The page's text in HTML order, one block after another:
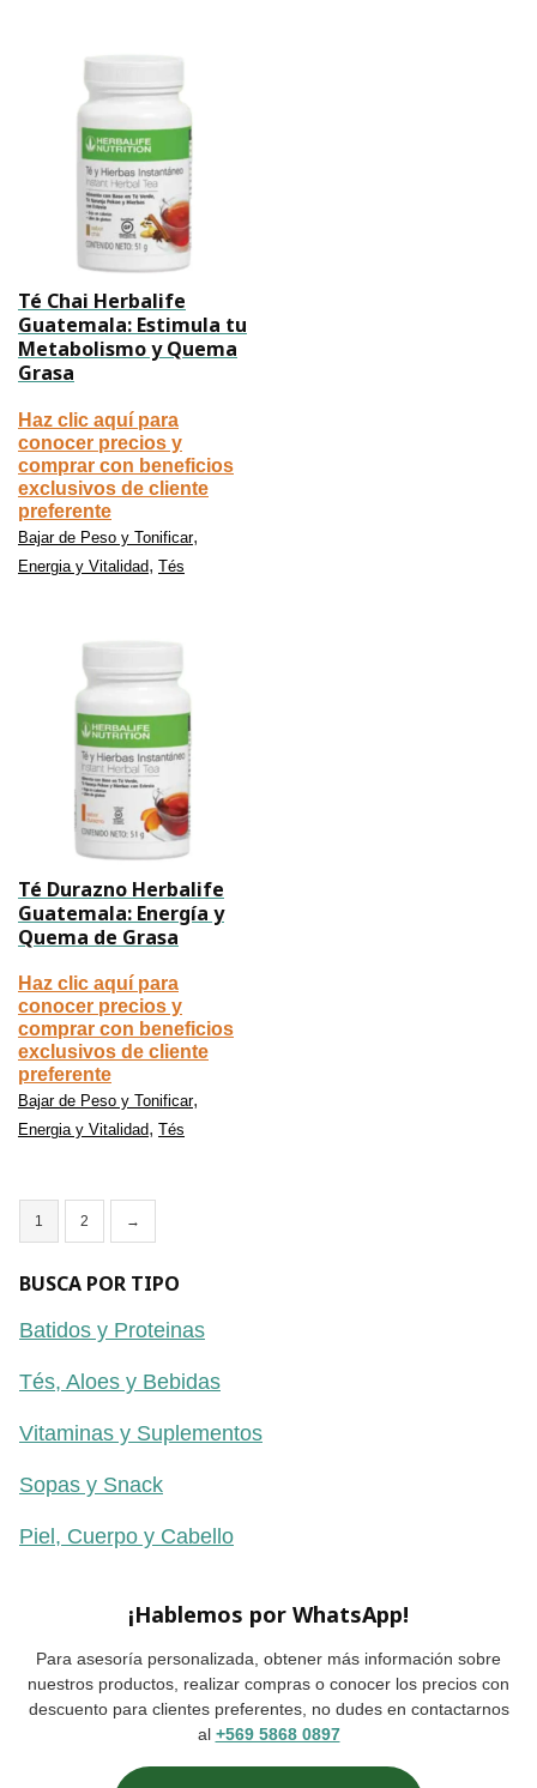
Té Chai Herbalife
Guatemala: Estimula tu
Metabolismo y Quema
Grasa
Haz clic aquí para
conocer precios y
comprar con beneficios
exclusivos de cliente
preferente
Bajar de Peso y Tonificar,
Energia y Vitalidad, Tés
Té Durazno Herbalife
Guatemala: Energía y
Quema de Grasa
Haz clic aquí para
conocer precios y
comprar con beneficios
exclusivos de cliente
preferente
Bajar de Peso y Tonificar,
Energia y Vitalidad, Tés
1 2 →
BUSCA POR TIPO
Batidos y Proteinas
Tés, Aloes y Bebidas
Vitaminas y Suplementos
Sopas y Snack
Piel, Cuerpo y Cabello
¡Hablemos por WhatsApp!
Para asesoría personalizada, obtener más información sobre
nuestros productos, realizar compras o conocer los precios con
descuento para clientes preferentes, no dudes en contactarnos
al +569 5868 0897